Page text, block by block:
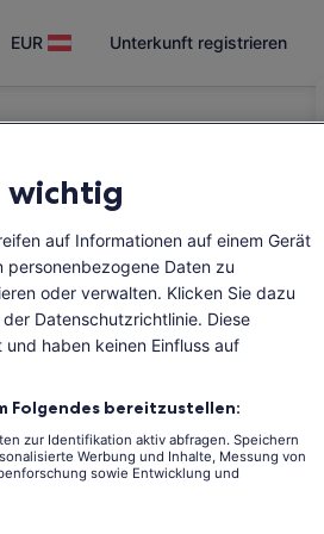
EUR Unterkunft registrieren
wichtig
auf Informationen auf einem Gerät
personenbezogene Daten zu
oder verwalten. Klicken Sie dazu
Datenschutzrichtlinie. Diese
haben keinen Einfluss auf
Folgendes bereitzustellen:
zur Identifikation aktiv abfragen. Speichern
Werbung und Inhalte, Messung von
sowie Entwicklung und